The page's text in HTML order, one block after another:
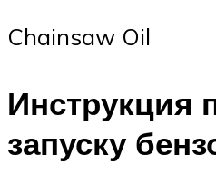
Chainsaw Oil
Инструкция
запуску